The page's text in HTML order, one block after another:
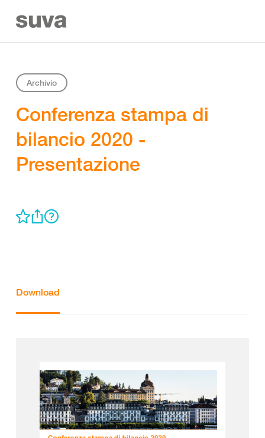
Archivio
Conferenza stampa di
bilancio 2020 -
Presentazione
Download